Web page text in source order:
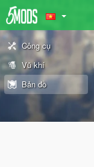
Công cụ
Vũ khí
Bản đồ